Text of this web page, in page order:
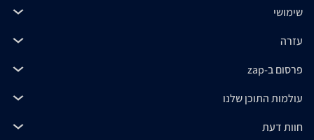
שימושי
עזרה
פרסום ב-zap
עולמות התוכן שלנו
חוות דעת